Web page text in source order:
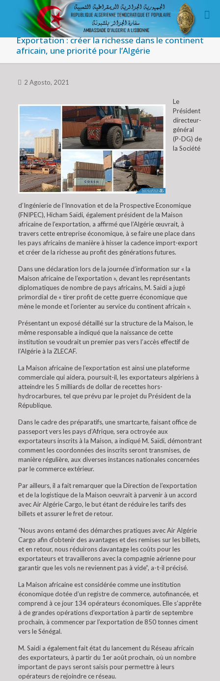
Exportation : créer la richesse dans le continent
africain, une priorité pour l’Algérie
2 Agosto, 2021
Le
Président
directeur-
général
(P-DG) de
la Société
d’Ingénierie de l’Innovation et de la Prospective Economique
(FNIPEC), Hicham Saïdi, également président de la Maison
africaine de l’exportation, a affirmé que l’Algérie œuvrait, à
travers cette entreprise économique, à se faire une place dans
les pays africains de manière à hisser la cadence import-export
et créer de la richesse au profit des générations futures.
Dans une déclaration lors de la journée d’information sur « la
Maison africaine de l’exportation », devant les représentants
diplomatiques de nombre de pays africains, M. Saïdi a jugé
primordial de « tirer profit de cette guerre économique que
mène le monde et l’orienter au service du continent africain ».
Présentant un exposé détaillé sur la structure de la Maison, le
même responsable a indiqué que la naissance de cette
institution se voudrait un premier pas vers l’accès effectif de
l’Algérie à la ZLECAF.
La Maison africaine de l’exportation est ainsi une plateforme
commerciale qui aidera, poursuit-il, les exportateurs algériens à
atteindre les 5 milliards de dollar de recettes hors-
hydrocarbures, tel que prévu par le projet du Président de la
République.
Dans le cadre des préparatifs, une smartcarte, faisant office de
passeport vers les pays d’Afrique, sera octroyée aux
exportateurs inscrits à la Maison, a indiqué M. Saïdi, démontrant
comment les coordonnées des inscrits seront transmises, de
manière régulière, aux diverses instances nationales concernées
par le commerce extérieur.
Par ailleurs, il a fait remarquer que la Direction de l’exportation
et de la logistique de la Maison oeuvrait à parvenir à un accord
avec Air Algérie Cargo, le but étant de réduire les tarifs des
billets et assurer le fret de retour.
“Nous avons entamé des démarches pratiques avec Air Algérie
Cargo afin d’obtenir des avantages et des remises sur les billets,
et en retour, nous réduirons davantage les coûts pour les
exportateurs et travaillerons avec la compagnie aérienne pour
garantir que les vols ne reviennent pas à vide”, a-t-il précisé.
La Maison africaine est considérée comme une institution
économique dotée d’un registre de commerce, autofinancée, et
comprend à ce jour 134 opérateurs économiques. Elle s’apprête
à de grandes opérations d’exportation à partir de septembre
prochain, à commencer par l’exportation de 850 tonnes ciment
vers le Sénégal.
M. Saidi a également fait état du lancement du Réseau africain
des exportateurs, à partir du 1er août prochain, où un nombre
important de pays seront saisis pour permettre à leurs
opérateurs de rejoindre ce réseau.